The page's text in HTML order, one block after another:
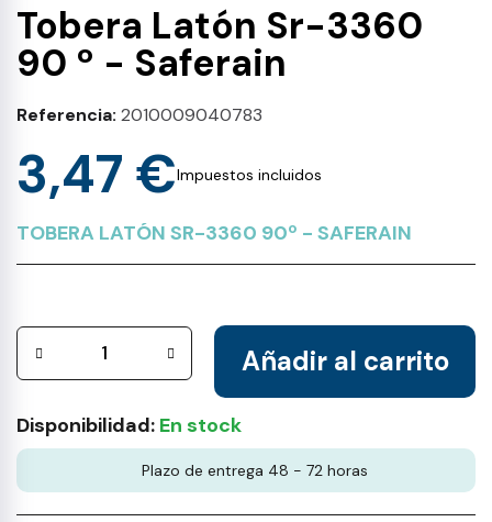
Tobera Latón Sr-3360
90 º - Saferain
Referencia 2010009040783
3,47 €Impuestos incluidos
TOBERA LATÓN SR-3360 90º - SAFERAIN
Añadir al carrito
Disponibilidad: En stock
Plazo de entrega 48 - 72 horas